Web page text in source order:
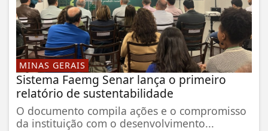
MINAS GERAIS
Sistema Faemg Senar lança o primeiro
relatório de sustentabilidade
O documento compila ações e o compromisso
da instituição com o desenvolvimento...